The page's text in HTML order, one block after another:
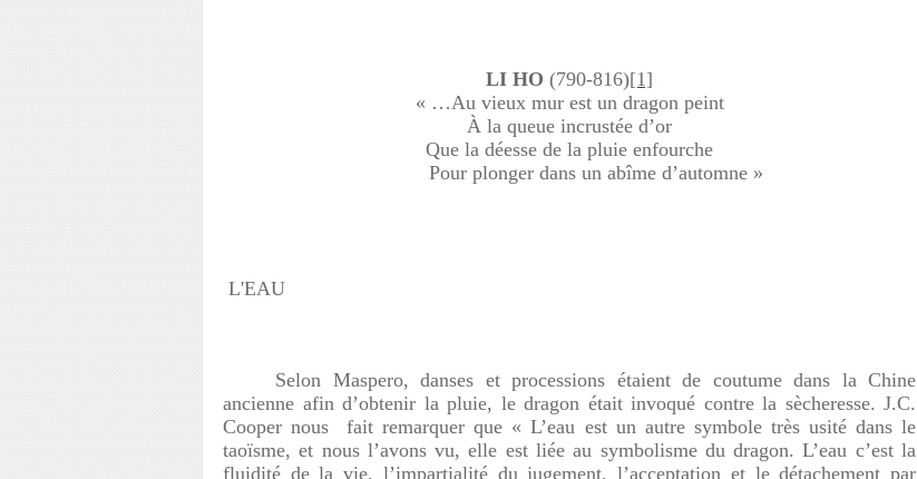
LI HO (790-816)[1]
« …Au vieux mur est un dragon peint
À la queue incrustée d’or
Que la déesse de la pluie enfourche
Pour plonger dans un abîme d’automne »
L'EAU
Selon Maspero, danses et processions étaient de coutume dans la Chine
ancienne afin d’obtenir la pluie, le dragon était invoqué contre la sècheresse. J.C.
Cooper nous fait remarquer que « L’eau est un autre symbole très usité dans le
taoïsme, et nous l’avons vu, elle est liée au symbolisme du dragon. L’eau c’est la
fluidité de la vie, l’impartialité du jugement, l’acceptation et le détachement par